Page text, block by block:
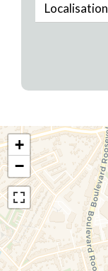
Localisation
+
−